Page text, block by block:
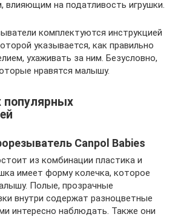
влияющим на податливость игрушки.
комплектуются инструкцией
указывается, как правильно
ухаживать за ним. Безусловно,
нравятся малышу.
Canpol Babies
из комбинации пластика и
имеет форму колечка, которое
Полые, прозрачные
внутри содержат разноцветные
интересно наблюдать. Также они